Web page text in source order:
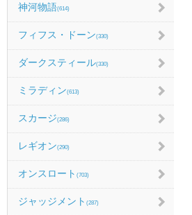
神河物語(614)
フィフス・ドーン(330)
ダークスティール(330)
ミラディン(613)
スカージ(286)
レギオン(290)
オンスロート (703)
ジャッジメント (287)